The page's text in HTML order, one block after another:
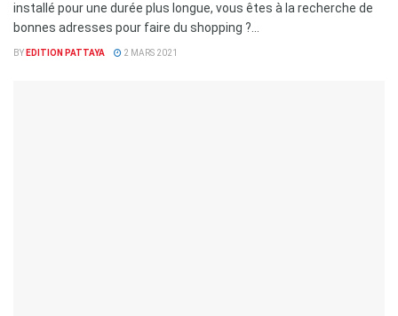
installé pour une durée plus longue, vous êtes à la recherche de
bonnes adresses pour faire du shopping ?...
BY EDITION PATTAYA 2 MARS 2021